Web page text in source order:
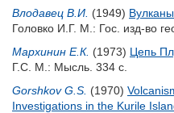
Влодавец В.И. (1949)
Головко И.Г. М.: Гос. изд-во
Мархинин Е.К. (1973) Цепь
Г.С. М.: Мысль. 334 с.
Gorshkov G.S. (1970)
Investigations in the Kurile